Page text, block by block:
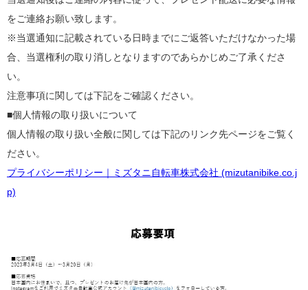
をご連絡お願い致します。
※当選通知に記載されている日時までにご返答いただけなかった場
合、当選権利の取り消しとなりますのであらかじめご了承くださ
い。
注意事項に関しては下記をご確認ください。
■個人情報の取り扱いについて
個人情報の取り扱い全般に関しては下記のリンク先ページをご覧く
ださい。
プライバシーポリシー｜ミズタニ自転車株式会社 (mizutanibike.co.j
p)